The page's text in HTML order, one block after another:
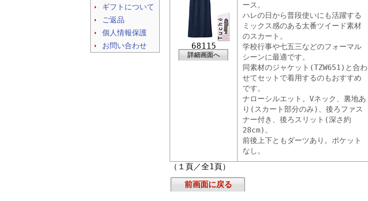
68115
詳細画面へ
ース。
ハレの日から普段使いにも活躍する
ミックス感のある太番ツイード素材
のスカート。
学校行事や七五三などのフォーマル
シーンに最適です。
同素材のジャケット(TZW651)と合わ
せてセットで着用するのもおすすめ
です。
ナローシルエット。Vネック、裏地あ
り(スカート部分のみ)、後ろファス
ナー付き、後ろスリット(深さ約
28cm)。
前後上下ともダーツあり。ポケット
なし。
（１頁／全1頁）
前画面に戻る
ギフトについて
ご返品
個人情報保護
お問い合わせ